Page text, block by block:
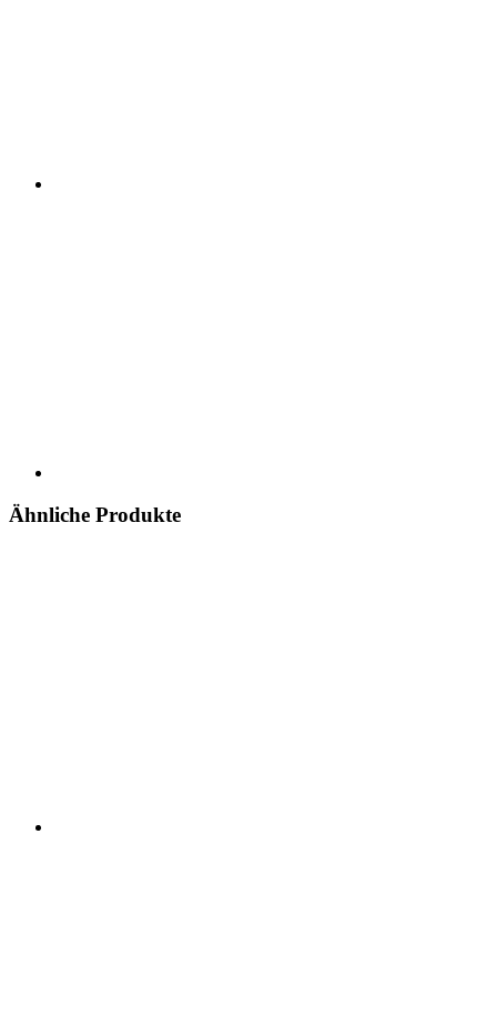
Ähnliche Produkte